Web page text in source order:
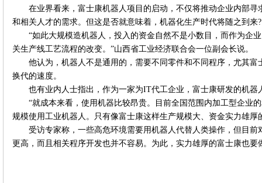
在业界看来，富士康机器人项目的启动，不仅将推动企业内部
和相关人才的需求。但这是否就意味着，机器化生产时代将随之到来?
“如此大规模造机器人，投入的资金自然不是小数目，而作为企
关生产线工艺流程的改变。”山西省工业经济联合会一位副会长说。
他认为，机器人不是通用的，需要不同零件和不同程序，尤其
换代的速度。
也有业内人士指出，作为一家为IT代工企业，富士康研发的机器
“就成本来看，使用机器比较昂贵。目前全国范围内加工型企业
规模使用工业机器人。只有像富士康这样生产规模大、资金实力雄厚
受访专家称，一些高危环境需要用机器人代替人类操作，但目
更高，而且相关程序开发也并不容易。为此，实力雄厚的富士康也要